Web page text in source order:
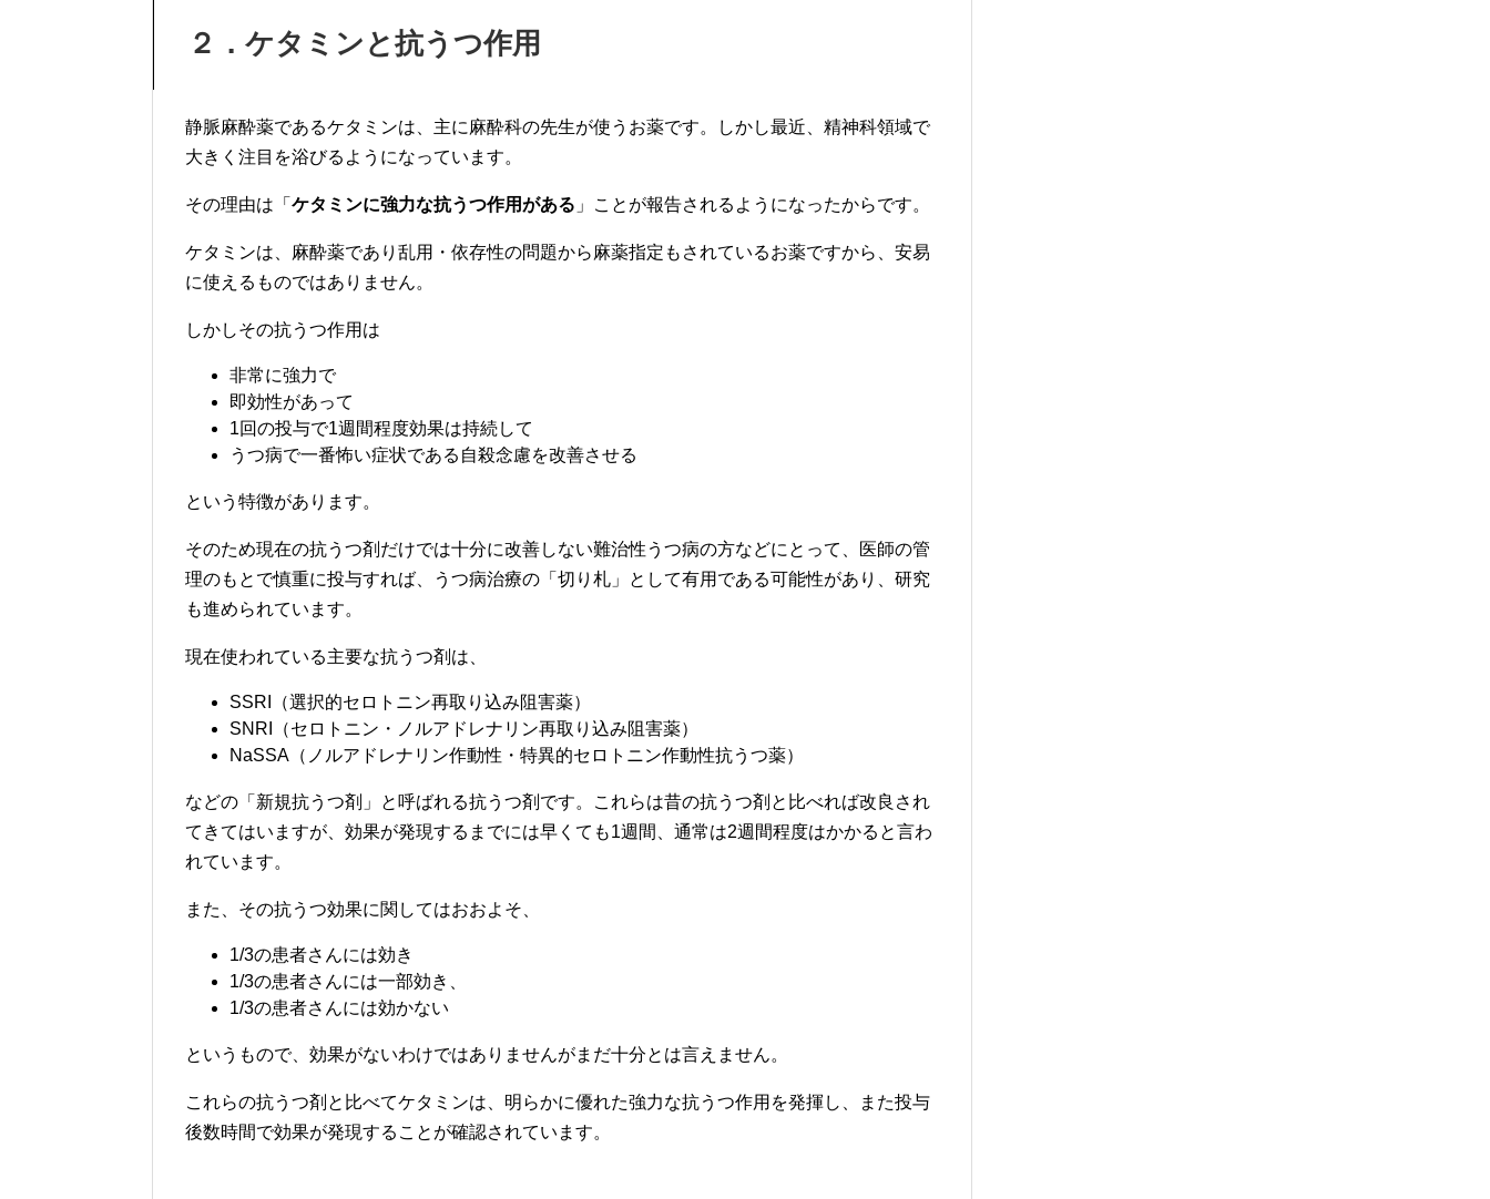
２．ケタミンと抗うつ作用
静脈麻酔薬であるケタミンは、主に麻酔科の先生が使うお薬です。しかし最近、精神科領域で
大きく注目を浴びるようになっています。
その理由は「 ケタミンに強力な抗うつ作用がある 」ことが報告されるようになったからです。
ケタミンは、麻酔薬であり乱用・依存性の問題から麻薬指定もされているお薬ですから、安易
に使えるものではありません。
しかしその抗うつ作用は
非常に強力で
即効性があって
1回の投与で1週間程度効果は持続して
うつ病で一番怖い症状である自殺念慮を改善させる
という特徴があります。
そのため現在の抗うつ剤だけでは十分に改善しない難治性うつ病の方などにとって、医師の管
理のもとで慎重に投与すれば、うつ病治療の「切り札」として有用である可能性があり、研究
も進められています。
現在使われている主要な抗うつ剤は、
SSRI（選択的セロトニン再取り込み阻害薬）
SNRI（セロトニン・ノルアドレナリン再取り込み阻害薬）
NaSSA（ノルアドレナリン作動性・特異的セロトニン作動性抗うつ薬）
などの「新規抗うつ剤」と呼ばれる抗うつ剤です。これらは昔の抗うつ剤と比べれば改良され
てきてはいますが、効果が発現するまでには早くても1週間、通常は2週間程度はかかると言わ
れています。
また、その抗うつ効果に関してはおおよそ、
1/3の患者さんには効き
1/3の患者さんには一部効き、
1/3の患者さんには効かない
というもので、効果がないわけではありませんがまだ十分とは言えません。
これらの抗うつ剤と比べてケタミンは、明らかに優れた強力な抗うつ作用を発揮し、また投与
後数時間で効果が発現することが確認されています。